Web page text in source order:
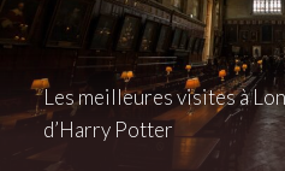
Les meilleures visites à
d’Harry Potter